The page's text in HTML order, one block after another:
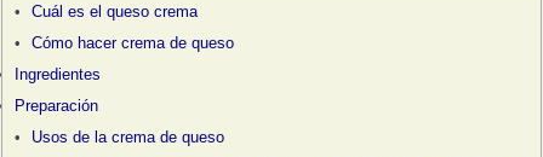
Cuál es el queso crema
Cómo hacer crema de queso
Ingredientes
Preparación
Usos de la crema de queso